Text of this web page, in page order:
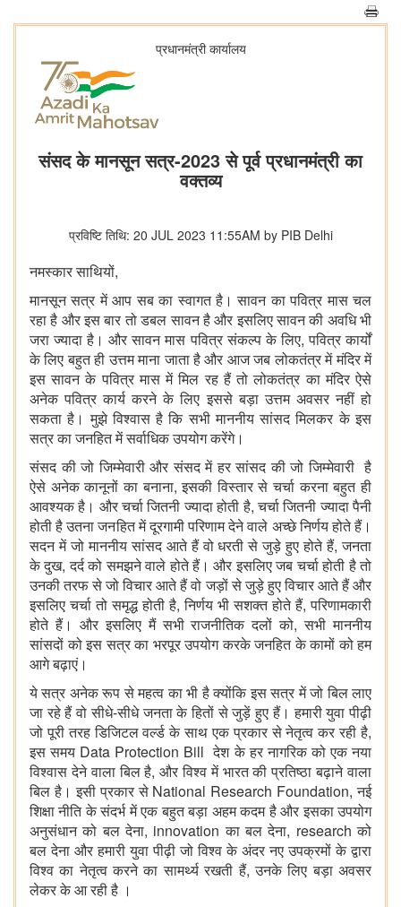
प्रधानमंत्री कार्यालय
संसद के मानसून सत्र-2023 से पूर्व प्रधानमंत्री का
वक्तव्य
प्रविष्टि तिथि: 20 JUL 2023 11:55AM by PIB Delhi
नमस्कार साथियों,
मानसून सत्र में आप सब का स्वागत है। सावन का पवित्र मास चल
रहा है और इस बार तो डबल सावन है और इसलिए सावन की अवधि भी
जरा ज्यादा है। और सावन मास पवित्र संकल्प के लिए, पवित्र कार्यों
के लिए बहुत ही उत्तम माना जाता है और आज जब लोकतंत्र में मंदिर में
इस सावन के पवित्र मास में मिल रह हैं तो लोकतंत्र का मंदिर ऐसे
अनेक पवित्र कार्य करने के लिए इससे बड़ा उत्तम अवसर नहीं हो
सकता है। मुझे विश्वास है कि सभी माननीय सांसद मिलकर के इस
सत्र का जनहित में सर्वाधिक उपयोग करेंगे।
संसद की जो जिम्मेवारी और संसद में हर सांसद की जो जिम्मेवारी है
ऐसे अनेक कानूनों का बनाना, इसकी विस्तार से चर्चा करना बहुत ही
आवश्यक है। और चर्चा जितनी ज्यादा होती है, चर्चा जितनी ज्यादा पैनी
होती है उतना जनहित में दूरगामी परिणाम देने वाले अच्छे निर्णय होते हैं।
सदन में जो माननीय सांसद आते हैं वो धरती से जुड़े हुए होते हैं, जनता
के दुख, दर्द को समझने वाले होते हैं। और इसलिए जब चर्चा होती है तो
उनकी तरफ से जो विचार आते हैं वो जड़ों से जुड़े हुए विचार आते हैं और
इसलिए चर्चा तो समृद्ध होती है, निर्णय भी सशक्त होते हैं, परिणामकारी
होते हैं। और इसलिए मैं सभी राजनीतिक दलों को, सभी माननीय
सांसदों को इस सत्र का भरपूर उपयोग करके जनहित के कामों को हम
आगे बढ़ाएं।
ये सत्र अनेक रूप से महत्व का भी है क्योंकि इस सत्र में जो बिल लाए
जा रहे हैं वो सीधे-सीधे जनता के हितों से जुड़ें हुए हैं। हमारी युवा पीढ़ी
जो पूरी तरह डिजिटल वर्ल्ड के साथ एक प्रकार से नेतृत्व कर रही है,
इस समय Data Protection Bill देश के हर नागरिक को एक नया
विश्वास देने वाला बिल है, और विश्व में भारत की प्रतिष्ठा बढ़ाने वाला
बिल है। इसी प्रकार से National Research Foundation, नई
शिक्षा नीति के संदर्भ में एक बहुत बड़ा अहम कदम है और इसका उपयोग
अनुसंधान को बल देना, innovation का बल देना, research को
बल देना और हमारी युवा पीढ़ी जो विश्व के अंदर नए उपक्रमों के द्वारा
विश्व का नेतृत्व करने का सामर्थ्य रखती हैं, उनके लिए बड़ा अवसर
लेकर के आ रही है ।